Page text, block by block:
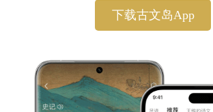
下载古文岛App